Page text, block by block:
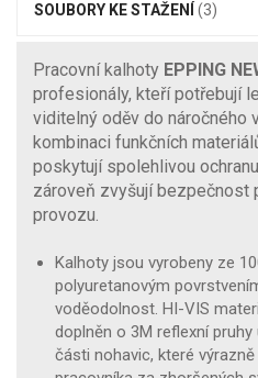
SOUBORY KE STAŽENÍ (3)
Pracovní kalhoty EPPING
profesionály, kteří potřebují
viditelný oděv do náročného
kombinaci funkčních
poskytují spolehlivou
zároveň zvyšují bezpečnost
provozu.
Kalhoty jsou vyrobeny ze
polyuretanovým
voděodolnost. HI-VIS
doplněn o 3M reflexní
části nohavic, které